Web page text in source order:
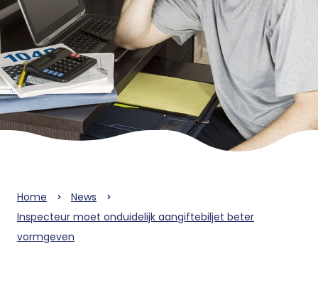
Home
News
Inspecteur moet onduidelijk aangiftebiljet beter
vormgeven